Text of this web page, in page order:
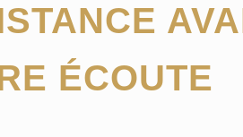
ÉCOUTE